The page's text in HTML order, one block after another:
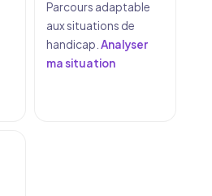
Parcours adaptable
aux situations de
handicap. Analyser
ma situation